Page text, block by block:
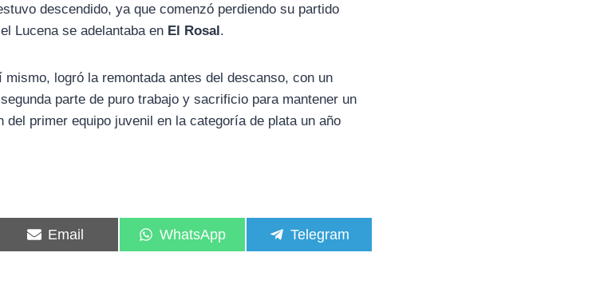
descendido, ya que comenzó perdiendo su partido
Lucena se adelantaba en El Rosal.
logró la remontada antes del descanso, con un
parte de puro trabajo y sacrificio para mantener un
primer equipo juvenil en la categoría de plata un año
C
o
Email
C
o
WhatsApp
C
o
Telegram